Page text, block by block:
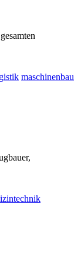
maschinenbau